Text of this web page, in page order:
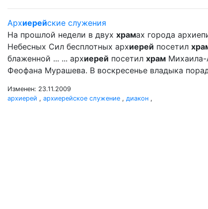
Архиерейские служения
На прошлой недели в двух храмах города
Небесных Сил бесплотных архиерей посетил
блаженной ... ... архиерей посетил храм Михаила-
Феофана Мурашева. В воскресенье владыка
Изменен: 23.11.2009
архиерей , архиерейское служение , диакон ,